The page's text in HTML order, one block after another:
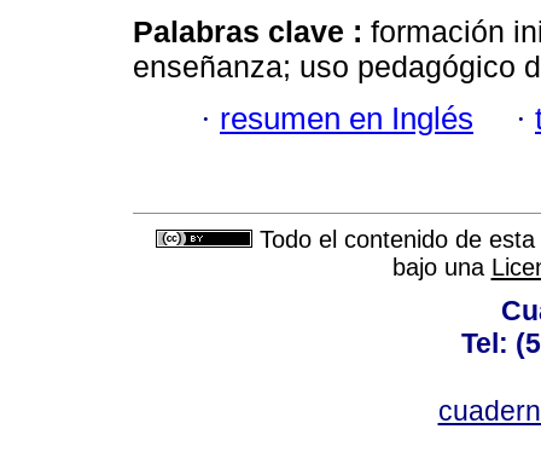
Palabras clave : formación
enseñanza; uso pedagógico
· resumen en Inglés ·
Todo el contenido de
bajo una
Tel: